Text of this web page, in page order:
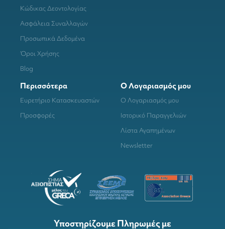
Κώδικας Δεοντολογίας
Ασφάλεια Συναλλαγών
Προσωπικά Δεδομένα
Όροι Χρήσης
Blog
Περισσότερα
Ευρετήριο Κατασκευαστών
Προσφορές
Ο Λογαριασμός μου
Ο Λογαριασμός μου
Ιστορικό Παραγγελιών
Λίστα Αγαπημένων
Newsletter
Υποστηρίζουμε Πληρωμές με